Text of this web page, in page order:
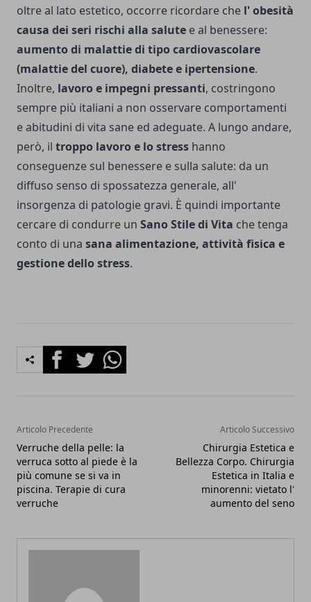
oltre al lato estetico, occorre ricordare che l' obesità
causa dei seri rischi alla salute e al benessere:
aumento di malattie di tipo cardiovascolare
(malattie del cuore), diabete e ipertensione.
Inoltre, lavoro e impegni pressanti, costringono
sempre più italiani a non osservare comportamenti
e abitudini di vita sane ed adeguate. A lungo andare,
però, il troppo lavoro e lo stress hanno
conseguenze sul benessere e sulla salute: da un
diffuso senso di spossatezza generale, all'
insorgenza di patologie gravi. È quindi importante
cercare di condurre un Sano Stile di Vita che tenga
conto di una sana alimentazione, attività fisica e
gestione dello stress.
FacebookTwitterWhatsapp
Articolo Precedente
Verruche della pelle: la
verruca sotto al piede è la
più comune se si va in
piscina. Terapie di cura
verruche
Articolo Successivo
Chirurgia Estetica e
Bellezza Corpo. Chirurgia
Estetica in Italia e
minorenni: vietato l'
aumento del seno